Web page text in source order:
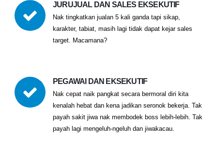
JURUJUAL DAN SALES EKSEKUTIF
Nak tingkatkan jualan 5 kali ganda tapi sikap,
karakter, tabiat, masih lagi tidak dapat kejar sales
target. Macamana?
PEGAWAI DAN EKSEKUTIF
Nak cepat naik pangkat secara bermoral diri kita
kenalah hebat dan kena jadikan seronok bekerja. Tak
payah sakit jiwa nak membodek boss lebih-lebih. Tak
payah lagi mengeluh-ngeluh dan jiwakacau.